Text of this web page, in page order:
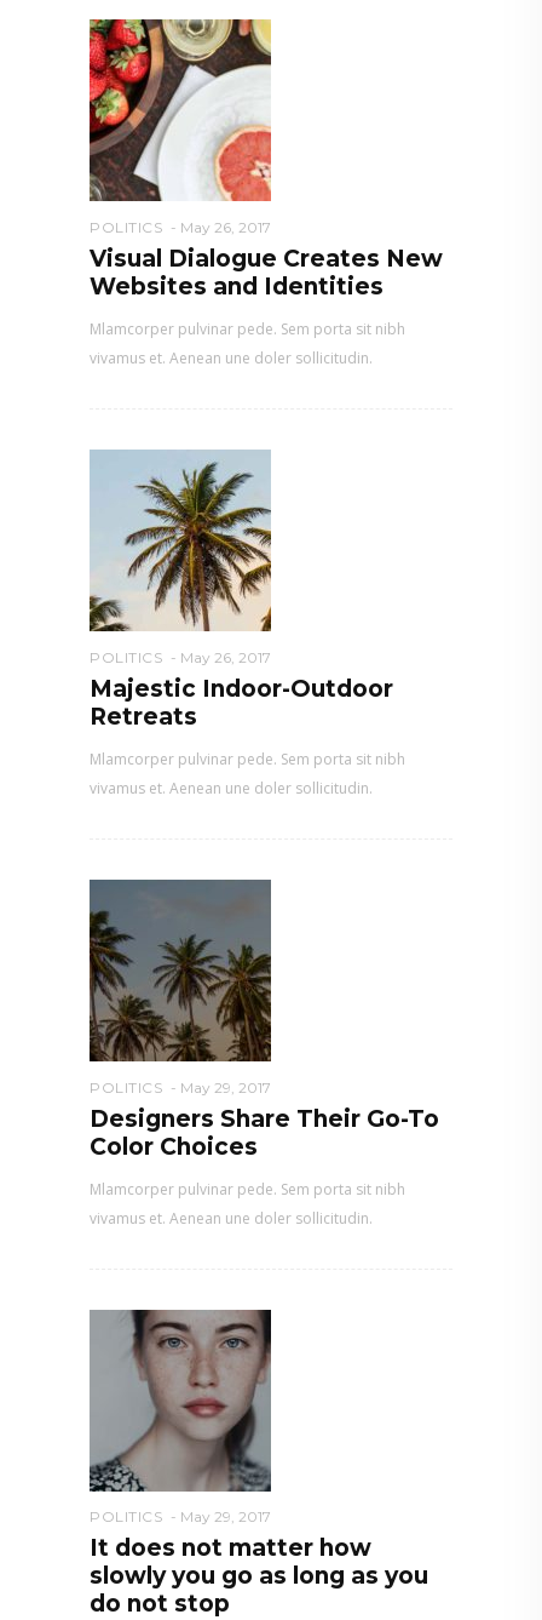
POLITICS May 26, 2017
Visual Dialogue Creates New
Websites and Identities
Mlamcorper pulvinar pede. Sem porta sit nibh
vivamus et. Aenean une doler sollicitudin.
POLITICS May 26, 2017
Majestic Indoor-Outdoor
Retreats
Mlamcorper pulvinar pede. Sem porta sit nibh
vivamus et. Aenean une doler sollicitudin.
POLITICS May 29, 2017
Designers Share Their Go-To
Color Choices
Mlamcorper pulvinar pede. Sem porta sit nibh
vivamus et. Aenean une doler sollicitudin.
POLITICS May 29, 2017
It does not matter how
slowly you go as long as you
do not stop